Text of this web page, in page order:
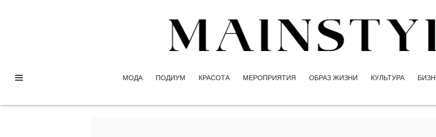
МОДА ПОДИУМ КРАСОТА МЕРОПРИЯТИЯ ОБРАЗ ЖИЗНИ КУЛЬТУРА